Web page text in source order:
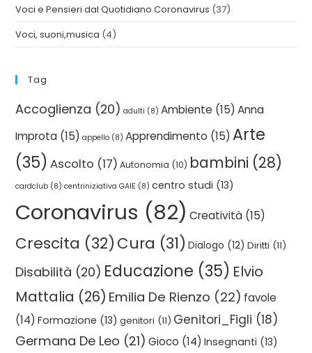
Voci e Pensieri dal Quotidiano Coronavirus (37)
Voci, suoni,musica (4)
Tag
Accoglienza (20) adulti (8) Ambiente (15) Anna
Improta (15) appello (8) Apprendimento (15) Arte
(35) Ascolto (17) Autonomia (10) bambini (28)
cardclub (8) centriniziativa GAIE (8) centro studi (13)
Coronavirus (82) Creatività (15)
Crescita (32)Cura (31) Dialogo (12) Diritti (11)
Disabilità (20) Educazione (35) Elvio
Mattalia (26) Emilia De Rienzo (22) favole
(14) Formazione (13) genitori (11) Genitori_Figli (18)
Germana De Leo (21) Gioco (14) Insegnanti (13)